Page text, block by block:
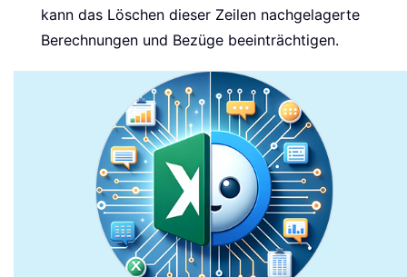
kann das Löschen dieser Zeilen nachgelagerte
Berechnungen und Bezüge beeinträchtigen.